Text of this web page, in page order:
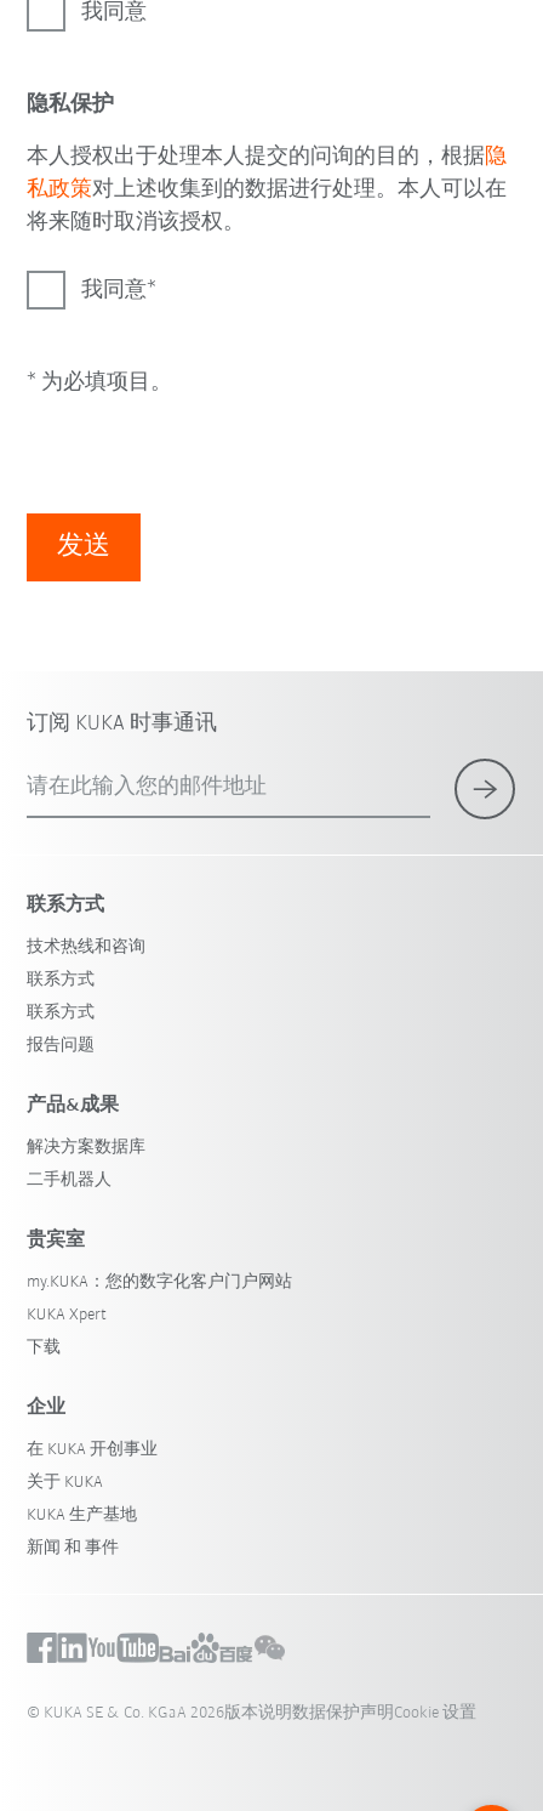
我同意
隐私保护
本人授权出于处理本人提交的问询的目的，根据隐
私政策对上述收集到的数据进行处理。本人可以在
将来随时取消该授权。
我同意
* 为必填项目。
发送
订阅 KUKA 时事通讯
请在此输入您的邮件地址
联系方式
技术热线和咨询
联系方式
联系方式
报告问题
产品&成果
解决方案数据库
二手机器人
贵宾室
my.KUKA：您的数字化客户门户网站
KUKA Xpert
下载
企业
在 KUKA 开创事业
关于 KUKA
KUKA 生产基地
新闻 和 事件
© KUKA SE & Co. KGaA 2026版本说明数据保护声明 Cookie 设置